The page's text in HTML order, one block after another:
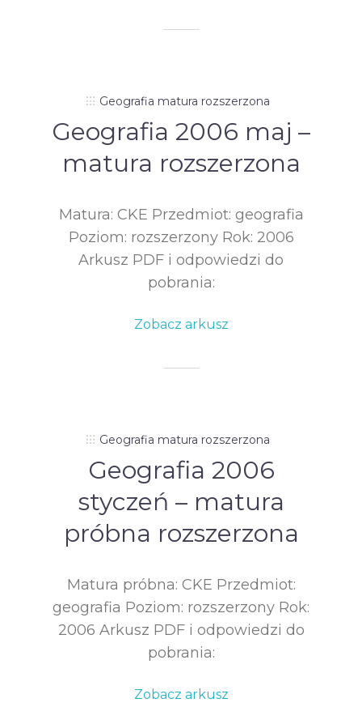
Geografia matura rozszerzona
Geografia 2006 maj –
matura rozszerzona
Matura: CKE Przedmiot: geografia
Poziom: rozszerzony Rok: 2006
Arkusz PDF i odpowiedzi do
pobrania:
Zobacz arkusz
Geografia matura rozszerzona
Geografia 2006
styczeń – matura
próbna rozszerzona
Matura próbna: CKE Przedmiot:
geografia Poziom: rozszerzony Rok:
2006 Arkusz PDF i odpowiedzi do
pobrania:
Zobacz arkusz